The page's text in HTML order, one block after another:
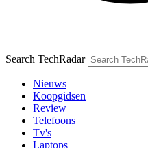
Search TechRadar
Nieuws
Koopgidsen
Review
Telefoons
Tv's
Laptops